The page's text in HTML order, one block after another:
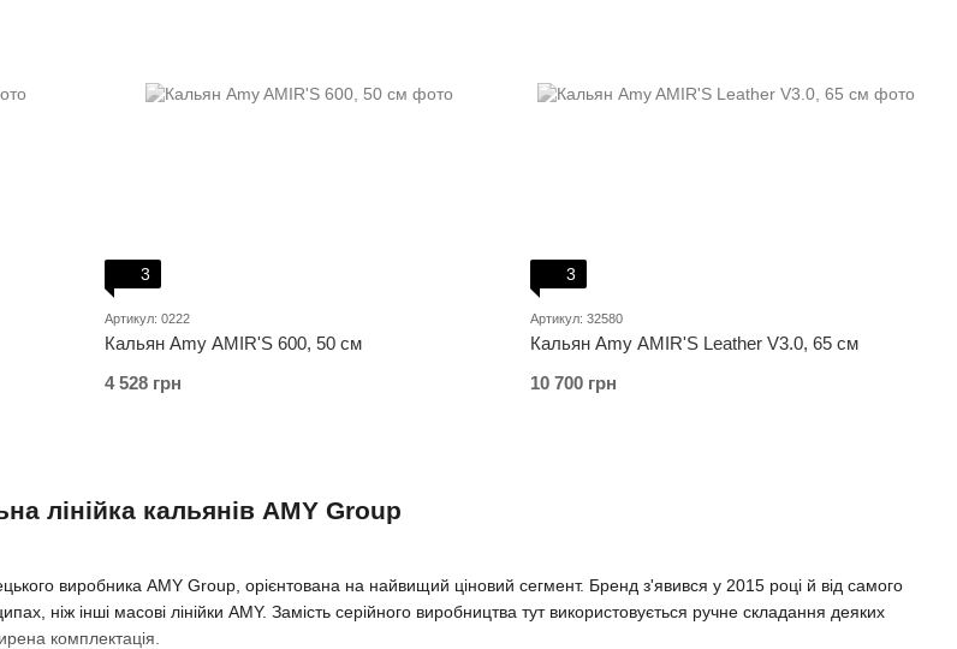
лінійка кальянів AMY Group
виробника AMY Group, орієнтована на найвищий ціновий сегмент. Бренд з'явився у 2015 році й від самого
ніж інші масові лінійки AMY. Замість серійного виробництва тут використовується ручне складання деяких
комплектація.
3
Артикул: 0222
Кальян Amy AMIR'S 600, 50 см
4 528 грн
3
Артикул: 32580
Кальян Amy AMIR'S Leather V3.0, 65 см
10 700 грн